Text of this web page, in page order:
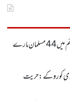
رواں سال اب تک بھارت میں مسلم مخالف نفرت انگیز جرائم میں 44 مسلمان مارے
کو روکے : حریت